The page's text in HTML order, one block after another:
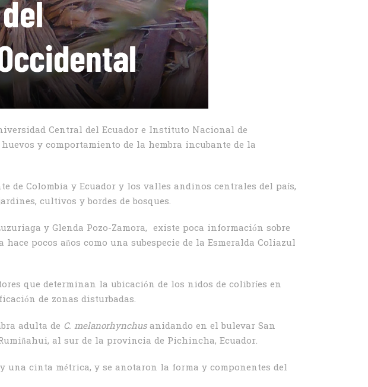
Central del Ecuador e Instituto Nacional de
y comportamiento de la hembra incubante de la
de Colombia y Ecuador y los valles andinos centrales del país,
cultivos y bordes de bosques.
y Glenda Pozo-Zamora, existe poca información sobre
pocos años como una subespecie de la Esmeralda Coliazul
que determinan la ubicación de los nidos de colibríes en
de zonas disturbadas.
adulta de C. melanorhynchusanidando en el bulevar San
al sur de la provincia de Pichincha, Ecuador.
una cinta métrica, y se anotaron la forma y componentes del